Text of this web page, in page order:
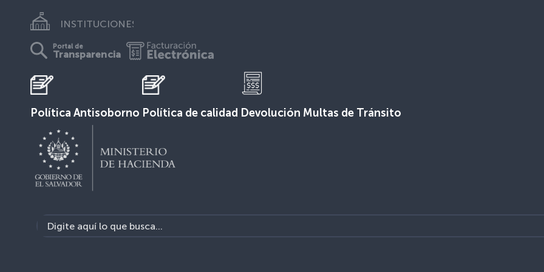
INSTITUCIONES
Portal de
Transparencia
Política Antisoborno Política de calidad Devolución Multas de Tránsito